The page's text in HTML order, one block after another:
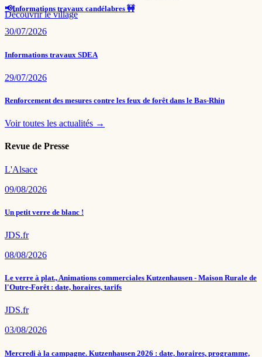
Découvrir le village
📢Informations travaux candélabres 🚧
30/07/2026
Informations travaux SDEA
29/07/2026
Renforcement des mesures contre les feux de forêt dans le Bas-Rhin
Voir toutes les actualités →
Revue de Presse
L'Alsace
09/08/2026
Un petit verre de blanc !
JDS.fr
08/08/2026
Le verre à plat., Animations commerciales Kutzenhausen - Maison Rurale de
l'Outre-Forêt : date, horaires, tarifs
JDS.fr
03/08/2026
Mercredi à la campagne. Kutzenhausen 2026 : date, horaires, programme,